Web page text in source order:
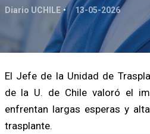
Diario UCHILE 13-05-2026
El Jefe de la Unidad de
de la U. de Chile valoró el
enfrentan largas esperas y
trasplante.